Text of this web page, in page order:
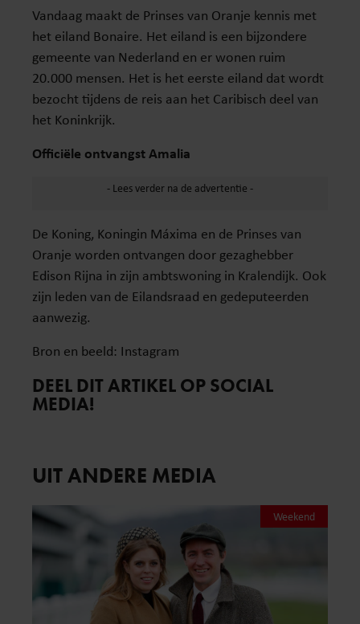
Vandaag maakt de Prinses van Oranje kennis met
het eiland Bonaire. Het eiland is een bijzondere
gemeente van Nederland en er wonen ruim
20.000 mensen. Het is het eerste eiland dat wordt
bezocht tijdens de reis aan het Caribisch deel van
het Koninkrijk.
Officiële ontvangst Amalia
De Koning, Koningin Máxima en de Prinses van
Oranje worden ontvangen door gezaghebber
Edison Rijna in zijn ambtswoning in Kralendijk. Ook
zijn leden van de Eilandsraad en gedeputeerden
aanwezig.
Bron en beeld: Instagram
DEEL DIT ARTIKEL OP SOCIAL
MEDIA!
UIT ANDERE MEDIA
Weekend